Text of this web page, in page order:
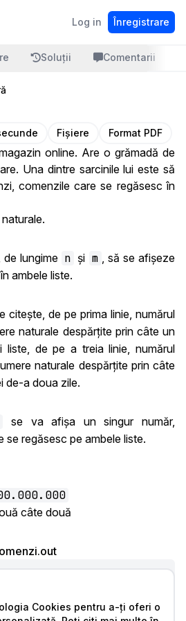
Log in Înregistrare
Soluții Comentarii
Fișiere Format PDF
online. Are o grămadă de
Una dintre sarcinile lui este să
comenzile care se regăsesc în
lungime n și m
, să se afișeze
ambele liste.
citește, de pe prima linie, numărul
naturale despărțite prin câte un
liste, de pe a treia linie, numărul
naturale despărțite prin câte
de-a doua zile.
se va afișa un singur număr,
regăsesc pe ambele liste.
câte două
Cookies pentru a-ți oferi o